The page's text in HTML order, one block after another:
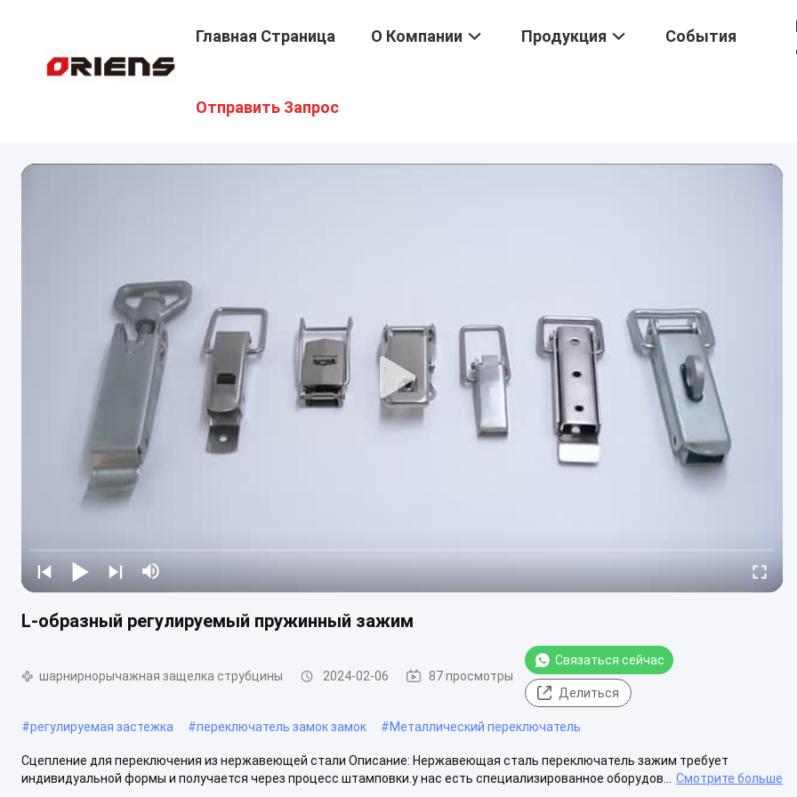
Главная Страница О Компании Продукция События
Отправить Запрос
L-образный регулируемый пружинный зажим
шарнирнорычажная защелка струбцины 2024-02-06 87 просмотры
Связаться сейчас
Делиться
#регулируемая застежка #переключатель замок замок #Металлический переключатель
Сцепление для переключения из нержавеющей стали Описание: Нержавеющая сталь переключатель зажим требует
индивидуальной формы и получается через процесс штамповки.у нас есть специализированное оборудов...
Смотрите больше